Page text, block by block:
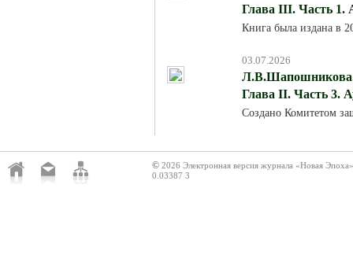
Глава III. Часть 1.
Книга была издана в
03.07.2026
Л.В.Шапошникова.
Глава II. Часть 3.
Создано Комитетом
© 2026 Электронная версия журнала «Новая Эпоха»
0.03387 3